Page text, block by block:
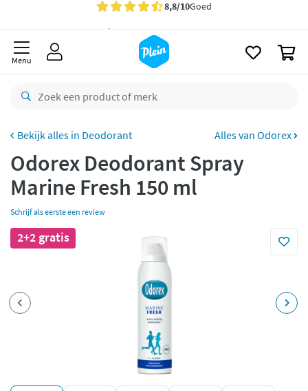
Gratisbezorging vanaf 35,- *
Bestelling uiterlijkzaterdag
retourneren
CO2 neutraal
Betaal met Klarna
Menu
Deodorant Alles van Odorex
Odorex Deodorant Spray
Marine Fresh 150 ml
Schrijf als eerste een review
2+2 gratis